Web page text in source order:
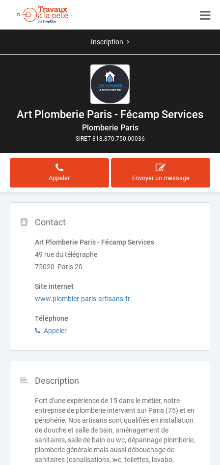
Inscription
Art Plomberie Paris - Fécamp Services
Plomberie Paris
SIRET 818.870.750.00036
Appeler Envoyer un message
Contact
Art Plomberie Paris - Fécamp Services
49 rue du télégraphe
75020 Paris 20
Site internet
www.plombier-paris-artisans.fr
Téléphone
Appeler
Description
Fort d'une expérience de 15 dans le métier, notre
entreprise de plomberie intervient sur Paris (75) et en
périphérie. Nos artisans sont qualifiés en installation
de douche et salle de bain, aménagement de
sanitaires, salle de bain ou wc, dépannage plomberie,
plomberie générale mais aussi débouchage de
sanitaires (canalisations, wc, toilettes, lavabo,